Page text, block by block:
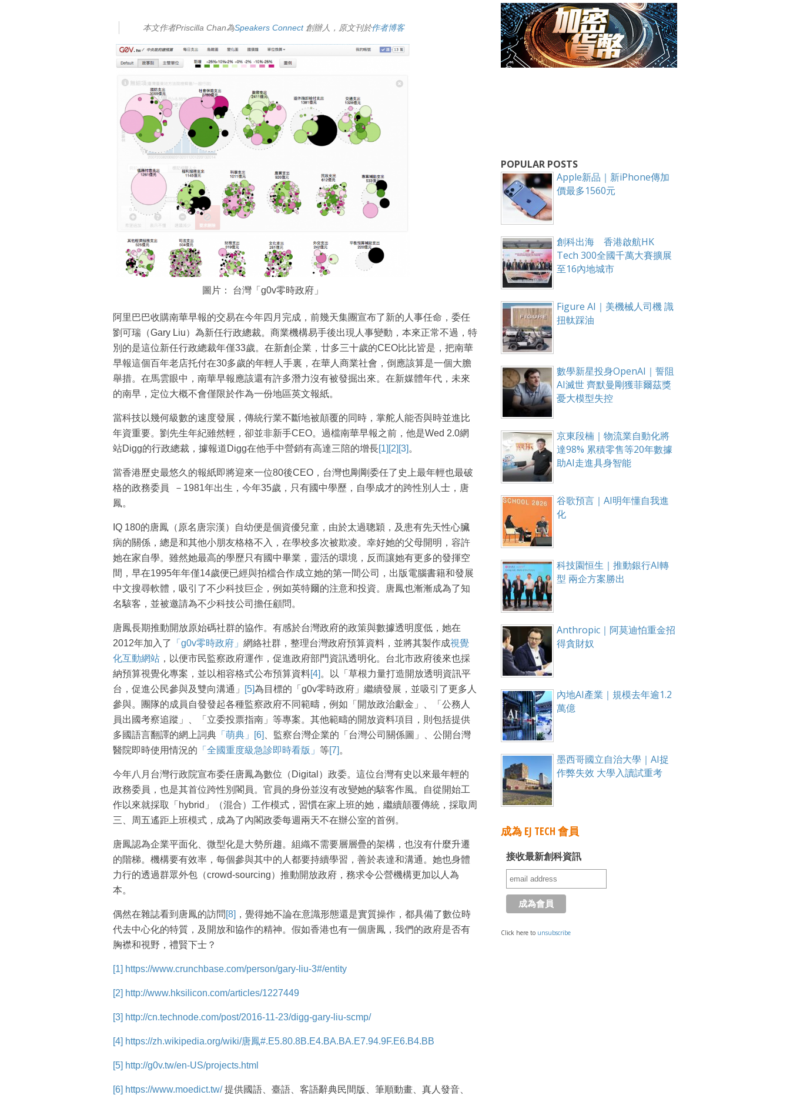
本文作者Priscilla Chan為Speakers Connect創辦人，原文刊於作者博客
圖片： 台灣「g0v零時政府」
阿里巴巴收購南華早報的交易在今年四月完成，前幾天集團宣布了新的人事任命，委任
劉可瑞（Gary Liu）為新任行政總裁。商業機構易手後出現人事變動，本來正常不過，特
別的是這位新任行政總裁年僅33歲。在新創企業，廿多三十歲的CEO比比皆是，把南華
早報這個百年老店托付在30多歲的年輕人手裏，在華人商業社會，倒應該算是一個大膽
舉措。在馬雲眼中，南華早報應該還有許多潛力沒有被發掘出來。在新媒體年代，未來
的南早，定位大概不會僅限於作為一份地區英文報紙。
當科技以幾何級數的速度發展，傳統行業不斷地被顛覆的同時，掌舵人能否與時並進比
年資重要。劉先生年紀雖然輕，卻並非新手CEO。過檔南華早報之前，他是Wed 2.0網
站Digg的行政總裁，據報道Digg在他手中營銷有高達三陪的增長[1] [2] [3] 。
當香港歷史最悠久的報紙即將迎來一位80後CEO，台灣也剛剛委任了史上最年輕也最破
格的政務委員 －1981年出生，今年35歲，只有國中學歷，自學成才的跨性別人士，唐
鳳。
IQ 180的唐鳳（原名唐宗漢）自幼便是個資優兒童，由於太過聰穎，及患有先天性心臟
病的關係，總是和其他小朋友格格不入，在學校多次被欺凌。幸好她的父母開明，容許
她在家自學。雖然她最高的學歷只有國中畢業，靈活的環境，反而讓她有更多的發揮空
間，早在1995年年僅14歲便已經與拍檔合作成立她的第一間公司，出版電腦書籍和發展
中文搜尋軟體，吸引了不少科技巨企，例如英特爾的注意和投資。唐鳳也漸漸成為了知
名駭客，並被邀請為不少科技公司擔任顧問。
唐鳳長期推動開放原始碼社群的協作。有感於台灣政府的政策與數據透明度低，她在
2012年加入了
「g0v零時政府」 網絡社群，整理台灣政府預算資料，並將其製作成視覺
化互動網站 ，以便市民監察政府運作，促進政府部門資訊透明化。台北市政府後來也採
納預算視覺化專案，並以相容格式公布預算資料[4] 。以「草根力量打造開放透明資訊平
台，促進公民參與及雙向溝通」
[5]為目標的「g0v零時政府」繼續發展，並吸引了更多人
參與。團隊的成員自發發起各種監察政府不同範疇，例如「開放政治獻金」、「公務人
員出國考察追蹤」、「立委投票指南」等專案。其他範疇的開放資料項目，則包括提供
多國語言翻譯的網上詞典 「萌典」 [6]
、監察台灣企業的「台灣公司關係圖」、公開台灣
醫院即時使用情況的 「全國重度級急診即時看版」 等[7] 。
今年八月台灣行政院宣布委任唐鳳為數位（Digital）政委。這位台灣有史以來最年輕的
政務委員，也是其首位跨性別閣員。官員的身份並沒有改變她的駭客作風。自從開始工
作以來就採取「hybrid」（混合）工作模式，習慣在家上班的她，繼續顛覆傳統，採取周
三、周五遙距上班模式，成為了內閣政委每週兩天不在辦公室的首例。
唐鳳認為企業平面化、微型化是大勢所趨。組織不需要層層疊的架構，也沒有什麼升遷
的階梯。機構要有效率，每個參與其中的人都要持續學習，善於表達和溝通。她也身體
力行的透過群眾外包（crowd-sourcing）推動開放政府，務求令公營機構更加以人為
本。
偶然在雜誌看到唐鳳的訪問 [8] ，覺得她不論在意識形態還是實質操作，都具備了數位時
代去中心化的特質，及開放和協作的精神。假如香港也有一個唐鳳，我們的政府是否有
胸襟和視野，禮賢下士？
[1] https://www.crunchbase.com/person/gary-liu-3#/entity
[2] http://www.hksilicon.com/articles/1227449
[3] http://cn.technode.com/post/2016-11-23/digg-gary-liu-scmp/
[4] https://zh.wikipedia.org/wiki/唐鳳#.E5.80.8B.E4.BA.BA.E7.94.9F.E6.B4.BB
[5] http://g0v.tw/en-US/projects.html
[6] https://www.moedict.tw/提供國語、臺語、客語辭典民間版、筆順動畫、真人發音、
POPULAR POSTS
Apple新品｜新iPhone傳加
價最多1560元
創科出海 香港啟航HK
Tech 300全國千萬大賽擴展
至16內地城市
Figure AI｜美機械人司機 識
扭軚踩油
數學新星投身OpenAI｜誓阻
AI滅世 齊默曼剛獲菲爾茲獎
憂大模型失控
京東段楠｜物流業自動化將
達98% 累積零售等20年數據
助AI走進具身智能
谷歌預言｜AI明年懂自我進
化
科技園恒生｜推動銀行AI轉
型 兩企方案勝出
Anthropic｜阿莫迪怕重金招
得貪財奴
內地AI產業｜規模去年逾1.2
萬億
墨西哥國立自治大學｜AI捉
作弊失效 大學入讀試重考
成為 EJ TECH 會員
接收最新創科資訊
Click here to unsubscribe
成為 EJ Tech 會員
最新資訊（附創業懶人包），直達郵箱！